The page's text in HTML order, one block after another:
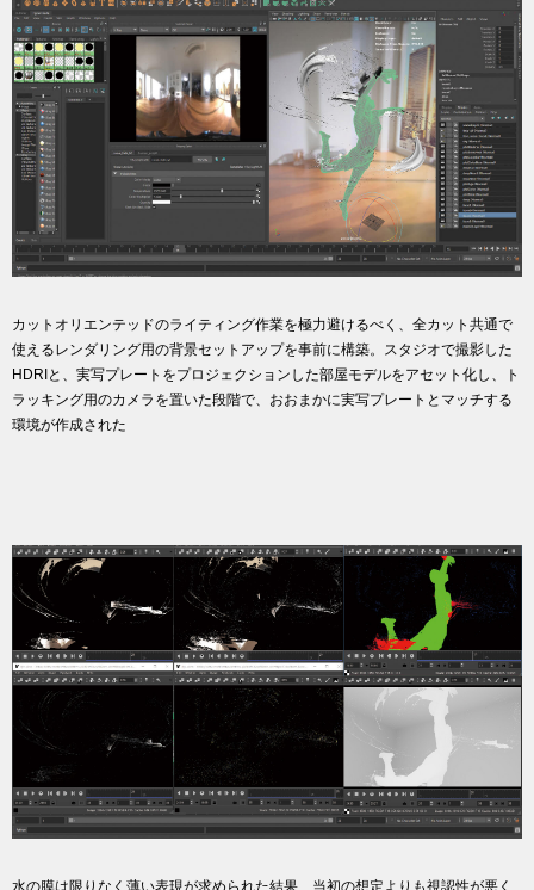
カットオリエンテッドのライティング作業を極力避けるべく、全カット共通で
使えるレンダリング用の背景セットアップを事前に構築。スタジオで撮影した
HDRIと、実写プレートをプロジェクションした部屋モデルをアセット化し、ト
ラッキング用のカメラを置いた段階で、おおまかに実写プレートとマッチする
環境が作成された
水の膜は限りなく薄い表現が求められた結果、当初の想定よりも視認性が悪く